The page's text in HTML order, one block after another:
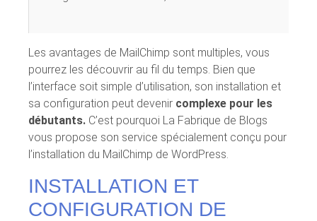
Les avantages de MailChimp sont multiples, vous
pourrez les découvrir au fil du temps. Bien que
l’interface soit simple d’utilisation, son installation et
sa configuration peut devenir complexe pour les
débutants. C’est pourquoi La Fabrique de Blogs
vous propose son service spécialement conçu pour
l’installation du MailChimp de WordPress.
INSTALLATION ET
CONFIGURATION DE